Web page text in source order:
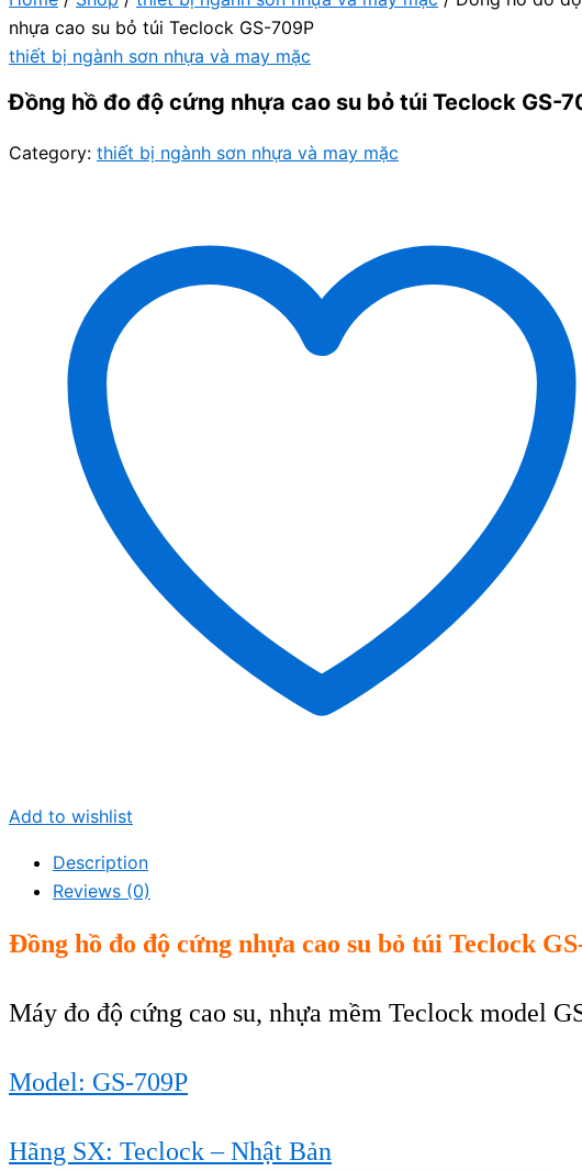
nhựa cao su bỏ túi Teclock GS-709P
thiết bị ngành sơn nhựa và may mặc
Đồng hồ đo độ cứng nhựa cao su bỏ túi Teclock GS-
Category: thiết bị ngành sơn nhựa và may mặc
Add to wishlist
Description
Reviews (0)
Đồng hồ đo độ cứng nhựa cao su bỏ túi Teclock
Máy đo độ cứng cao su, nhựa mềm Teclock model
Model: GS-709P
Hãng SX: Teclock – Nhật Bản